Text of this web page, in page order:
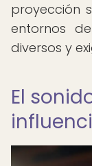
proyección
entornos
diversos y
El